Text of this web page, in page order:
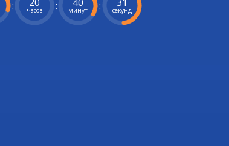
: часов : минут : секунд